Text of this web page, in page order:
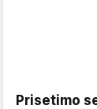
Prisetimo